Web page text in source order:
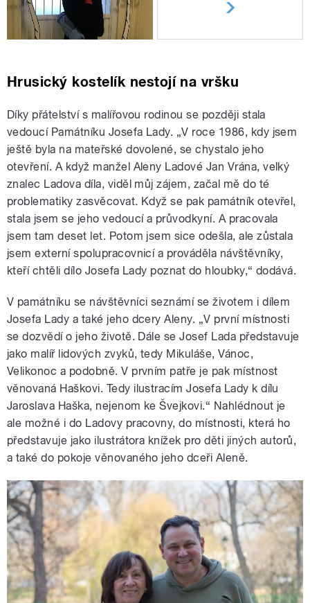
Hrusický kostelík nestojí na vršku
Díky přátelství s malířovou rodinou se později stala
vedoucí Památníku Josefa Lady. „V roce 1986, kdy jsem
ještě byla na mateřské dovolené, se chystalo jeho
otevření. A když manžel Aleny Ladové Jan Vrána, velký
znalec Ladova díla, viděl můj zájem, začal mě do té
problematiky zasvěcovat. Když se pak památník otevřel,
stala jsem se jeho vedoucí a průvodkyní. A pracovala
jsem tam deset let. Potom jsem sice odešla, ale zůstala
jsem externí spolupracovnicí a prováděla návštěvníky,
kteří chtěli dílo Josefa Lady poznat do hloubky,“ dodává.
V památníku se návštěvníci seznámí se životem i dílem
Josefa Lady a také jeho dcery Aleny. „V první místnosti
se dozvědí o jeho životě. Dále se Josef Lada představuje
jako malíř lidových zvyků, tedy Mikuláše, Vánoc,
Velikonoc a podobně. V prvním patře je pak místnost
věnovaná Haškovi. Tedy ilustracím Josefa Lady k dílu
Jaroslava Haška, nejenom ke Švejkovi.“ Nahlédnout je
ale možné i do Ladovy pracovny, do místnosti, která ho
představuje jako ilustrátora knížek pro děti jiných autorů,
a také do pokoje věnovaného jeho dceři Aleně.